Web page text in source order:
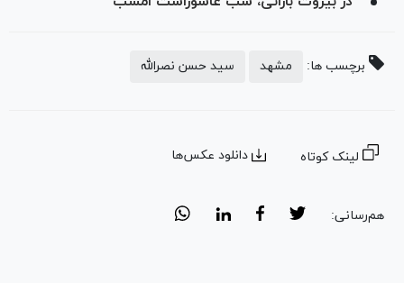
برچسب ها: مشهد سید حسن نصرالله
لینک کوتاه دانلود عکس‌ها
هم‌رسانی: